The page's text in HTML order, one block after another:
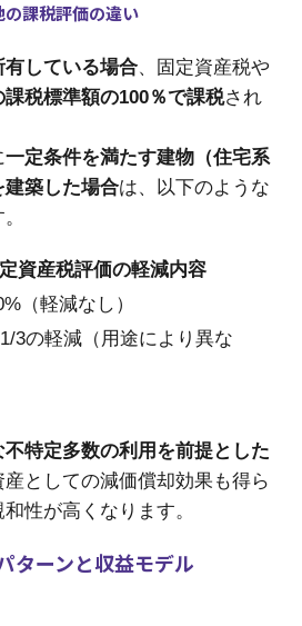
課税評価の違い
している場合、固定資産税や
課税標準額の100％で課税され
一定条件を満たす建物（住宅系
築した場合は、以下のような
資産税評価の軽減内容
（軽減なし）
3の軽減（用途により異な
特定多数の利用を前提とした
としての減価償却効果も得ら
性が高くなります。
ターンと収益モデル